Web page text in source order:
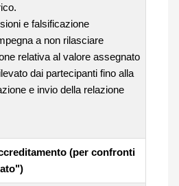
e falsificazione
a non rilasciare
relativa al valore assegnato
dai partecipanti fino alla
e invio della relazione
(per confronti